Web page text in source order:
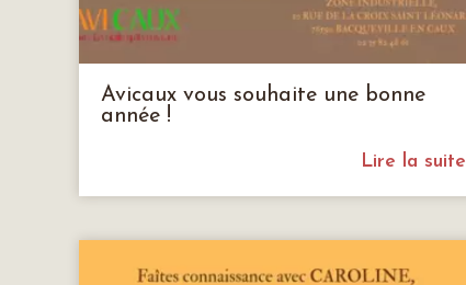
Avicaux vous souhaite une bonne
année !
Lire la suite